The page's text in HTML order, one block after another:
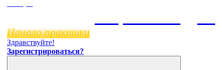
Начало практики
Здравствуйте!
Зарегистрироваться?